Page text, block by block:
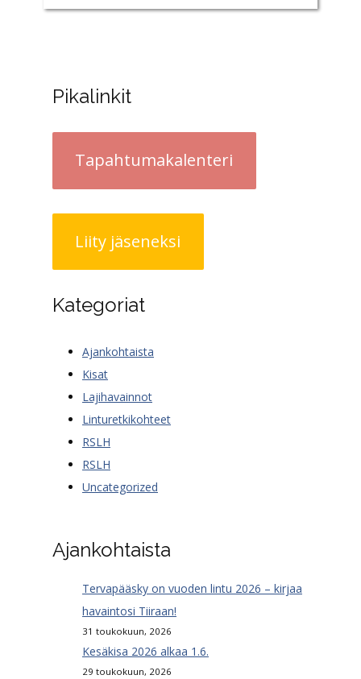
Pikalinkit
Tapahtumakalenteri
Liity jäseneksi
Kategoriat
Ajankohtaista
Kisat
Lajihavainnot
Linturetkikohteet
RSLH
RSLH
Uncategorized
Ajankohtaista
Tervapääsky on vuoden lintu 2026 – kirjaa
havaintosi Tiiraan!
31 toukokuun, 2026
Kesäkisa 2026 alkaa 1.6.
29 toukokuun, 2026